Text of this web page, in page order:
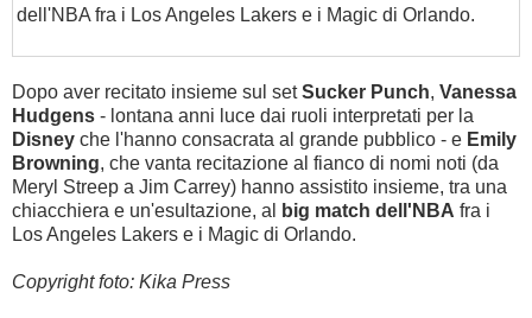
dell'NBA fra i Los Angeles Lakers e i Magic di Orlando.
Dopo aver recitato insieme sul set Sucker Punch, Vanessa
Hudgens - lontana anni luce dai ruoli interpretati per la
Disney che l'hanno consacrata al grande pubblico - e Emily
Browning, che vanta recitazione al fianco di nomi noti (da
Meryl Streep a Jim Carrey) hanno assistito insieme, tra una
chiacchiera e un'esultazione, al
big match dell'NBA fra i
Los Angeles Lakers e i Magic di Orlando.
Copyright foto: Kika Press